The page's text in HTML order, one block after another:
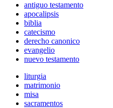
antiguo testamento
apocalipsis
biblia
catecismo
derecho canonico
evangelio
nuevo testamento
liturgia
matrimonio
misa
sacramentos